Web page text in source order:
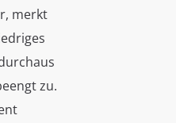
merkt
zu.